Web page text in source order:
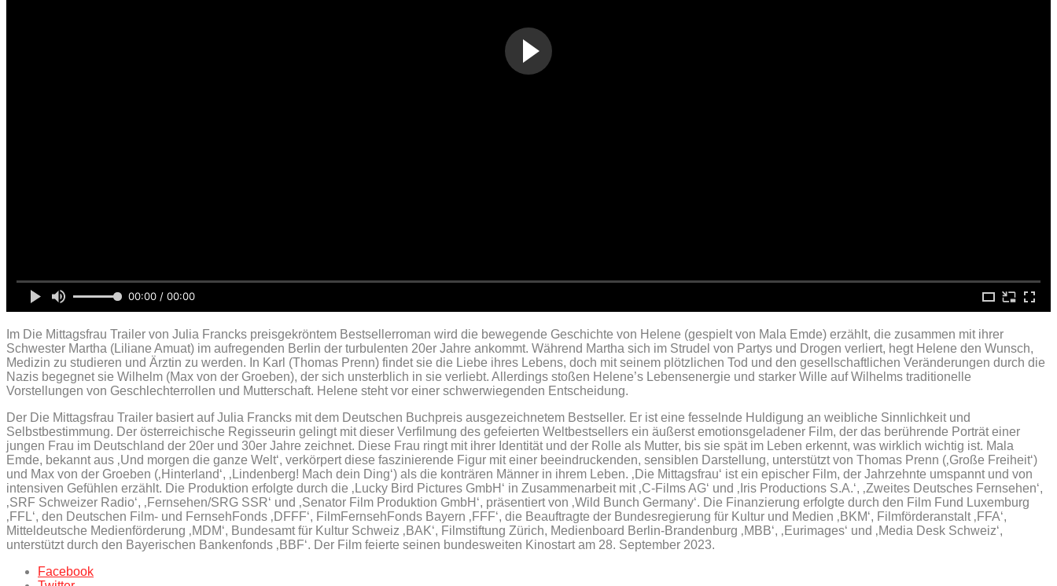
00:00 / 00:00
Im Die Mittagsfrau Trailer von Julia Francks preisgekröntem Bestsellerroman wird die bewegende Geschichte von Helene (gespielt von Mala Emde) erzählt, die zusammen mit ihrer
Schwester Martha (Liliane Amuat) im aufregenden Berlin der turbulenten 20er Jahre ankommt. Während Martha sich im Strudel von Partys und Drogen verliert, hegt Helene den Wunsch,
Medizin zu studieren und Ärztin zu werden. In Karl (Thomas Prenn) findet sie die Liebe ihres Lebens, doch mit seinem plötzlichen Tod und den gesellschaftlichen Veränderungen durch die
Nazis begegnet sie Wilhelm (Max von der Groeben), der sich unsterblich in sie verliebt. Allerdings stoßen Helene’s Lebensenergie und starker Wille auf Wilhelms traditionelle
Vorstellungen von Geschlechterrollen und Mutterschaft. Helene steht vor einer schwerwiegenden Entscheidung.
Der Die Mittagsfrau Trailer basiert auf Julia Francks mit dem Deutschen Buchpreis ausgezeichnetem Bestseller. Er ist eine fesselnde Huldigung an weibliche Sinnlichkeit und
Selbstbestimmung. Der österreichische Regisseurin gelingt mit dieser Verfilmung des gefeierten Weltbestsellers ein äußerst emotionsgeladener Film, der das berührende Porträt einer
jungen Frau im Deutschland der 20er und 30er Jahre zeichnet. Diese Frau ringt mit ihrer Identität und der Rolle als Mutter, bis sie spät im Leben erkennt, was wirklich wichtig ist. Mala
Emde, bekannt aus ‚Und morgen die ganze Welt‘, verkörpert diese faszinierende Figur mit einer beeindruckenden, sensiblen Darstellung, unterstützt von Thomas Prenn (‚Große Freiheit‘)
und Max von der Groeben (‚Hinterland‘, ‚Lindenberg! Mach dein Ding‘) als die konträren Männer in ihrem Leben. ‚Die Mittagsfrau‘ ist ein epischer Film, der Jahrzehnte umspannt und von
intensiven Gefühlen erzählt. Die Produktion erfolgte durch die ‚Lucky Bird Pictures GmbH‘ in Zusammenarbeit mit ‚C-Films AG‘ und ‚Iris Productions S.A.‘, ‚Zweites Deutsches Fernsehen‘,
‚SRF Schweizer Radio‘, ‚Fernsehen/SRG SSR‘ und ‚Senator Film Produktion GmbH‘, präsentiert von ‚Wild Bunch Germany‘. Die Finanzierung erfolgte durch den Film Fund Luxemburg
‚FFL‘, den Deutschen Film- und FernsehFonds ‚DFFF‘, FilmFernsehFonds Bayern ‚FFF‘, die Beauftragte der Bundesregierung für Kultur und Medien ‚BKM‘, Filmförderanstalt ‚FFA‘,
Mitteldeutsche Medienförderung ‚MDM‘, Bundesamt für Kultur Schweiz ‚BAK‘, Filmstiftung Zürich, Medienboard Berlin-Brandenburg ‚MBB‘, ‚Eurimages‘ und ‚Media Desk Schweiz‘,
unterstützt durch den Bayerischen Bankenfonds ‚BBF‘. Der Film feierte seinen bundesweiten Kinostart am 28. September 2023.
Facebook